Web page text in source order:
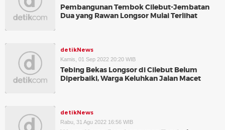
Pembangunan Tembok Cilebut-Jembatan
Dua yang Rawan Longsor Mulai Terlihat
detikNews
Kamis, 01 Sep 2022 20:20 WIB
Tebing Bekas Longsor di Cilebut Belum
Diperbaiki, Warga Keluhkan Jalan Macet
detikNews
Rabu, 31 Agu 2022 16:56 WIB